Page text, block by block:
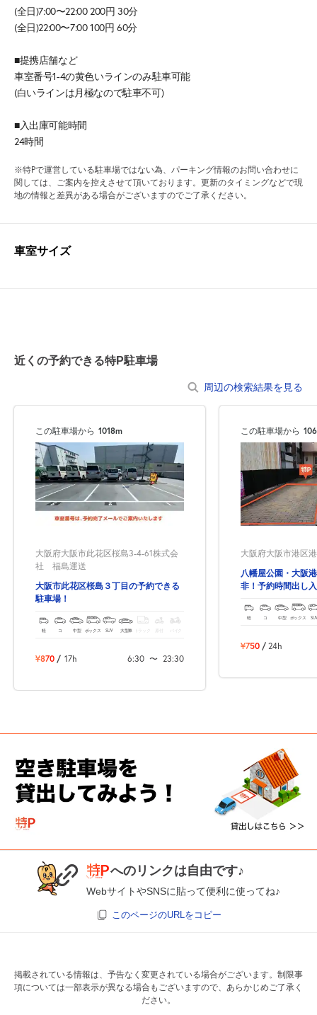
(全日)7:00〜22:00 200円 30分
(全日)22:00〜7:00 100円 60分
■提携店舗など
車室番号1-4の黄色いラインのみ駐車可能
(白いラインは月極なので駐車不可)
■入出庫可能時間
24時間
※特Pで運営している駐車場ではない為、パーキング情報のお問い合わせに
関しては、ご案内を控えさせて頂いております。更新のタイミングなどで現
地の情報と差異がある場合がございますのでご了承ください。
車室サイズ
近くの予約できる特P駐車場
周辺の検索結果を見る
この駐車場から 1018m
大阪府大阪市此花区桜島3-4-61株式会
社 福島運送
大阪市此花区桜島３丁目の予約できる
駐車場！
軽 コ 中型 ボックス SUV 大型車 トラック バイク
¥870 / 17h 6:30 〜 23:30
この駐車場から
大阪府大阪市港区
八幡屋公園・大阪
非！予約時間出し
軽 コ 中型 ボックス
¥750 / 24h
へのリンクは自由です♪
WebサイトやSNSに貼って便利に使ってね♪
このページのURLをコピー
掲載されている情報は、予告なく変更されている場合がございます。制限事
項については一部表示が異なる場合もございますので、あらかじめご了承く
ださい。